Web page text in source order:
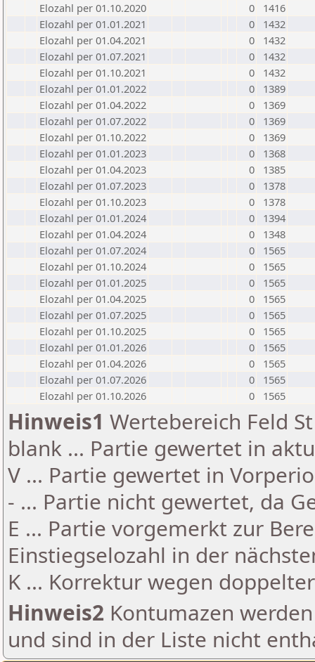
Elozahl per 01.10.2020
0
1416
Elozahl per 01.01.2021
0
1432
Elozahl per 01.04.2021
0
1432
Elozahl per 01.07.2021
0
1432
Elozahl per 01.10.2021
0
1432
Elozahl per 01.01.2022
0
1389
Elozahl per 01.04.2022
0
1369
Elozahl per 01.07.2022
0
1369
Elozahl per 01.10.2022
0
1369
Elozahl per 01.01.2023
0
1368
Elozahl per 01.04.2023
0
1385
Elozahl per 01.07.2023
0
1378
Elozahl per 01.10.2023
0
1378
Elozahl per 01.01.2024
0
1394
Elozahl per 01.04.2024
0
1348
Elozahl per 01.07.2024
0
1565
Elozahl per 01.10.2024
0
1565
Elozahl per 01.01.2025
0
1565
Elozahl per 01.04.2025
0
1565
Elozahl per 01.07.2025
0
1565
Elozahl per 01.10.2025
0
1565
Elozahl per 01.01.2026
0
1565
Elozahl per 01.04.2026
0
1565
Elozahl per 01.07.2026
0
1565
Elozahl per 01.10.2026
0 1565
Hinweis1 Wertebereich Feld
blank ... Partie gewertet in
V ... Partie gewertet in
- ... Partie nicht gewertet, da
E ... Partie vorgemerkt zur
Einstiegselozahl in der
K ... Korrektur wegen
Hinweis2 Kontumazen
und sind in der Liste nicht